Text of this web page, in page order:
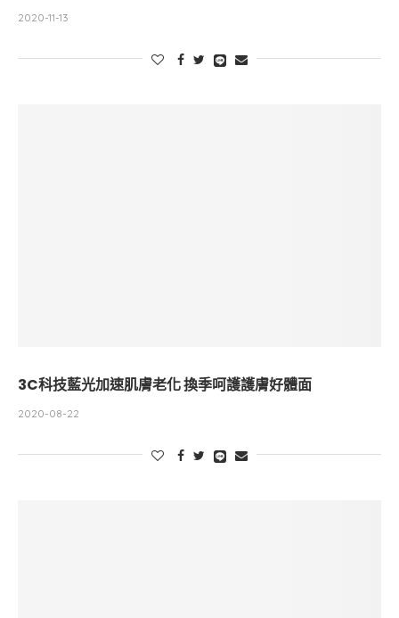
2020-11-13
3C科技藍光加速肌膚老化 換季呵護護膚好體面
2020-08-22